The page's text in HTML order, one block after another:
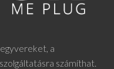
a
számíthat.